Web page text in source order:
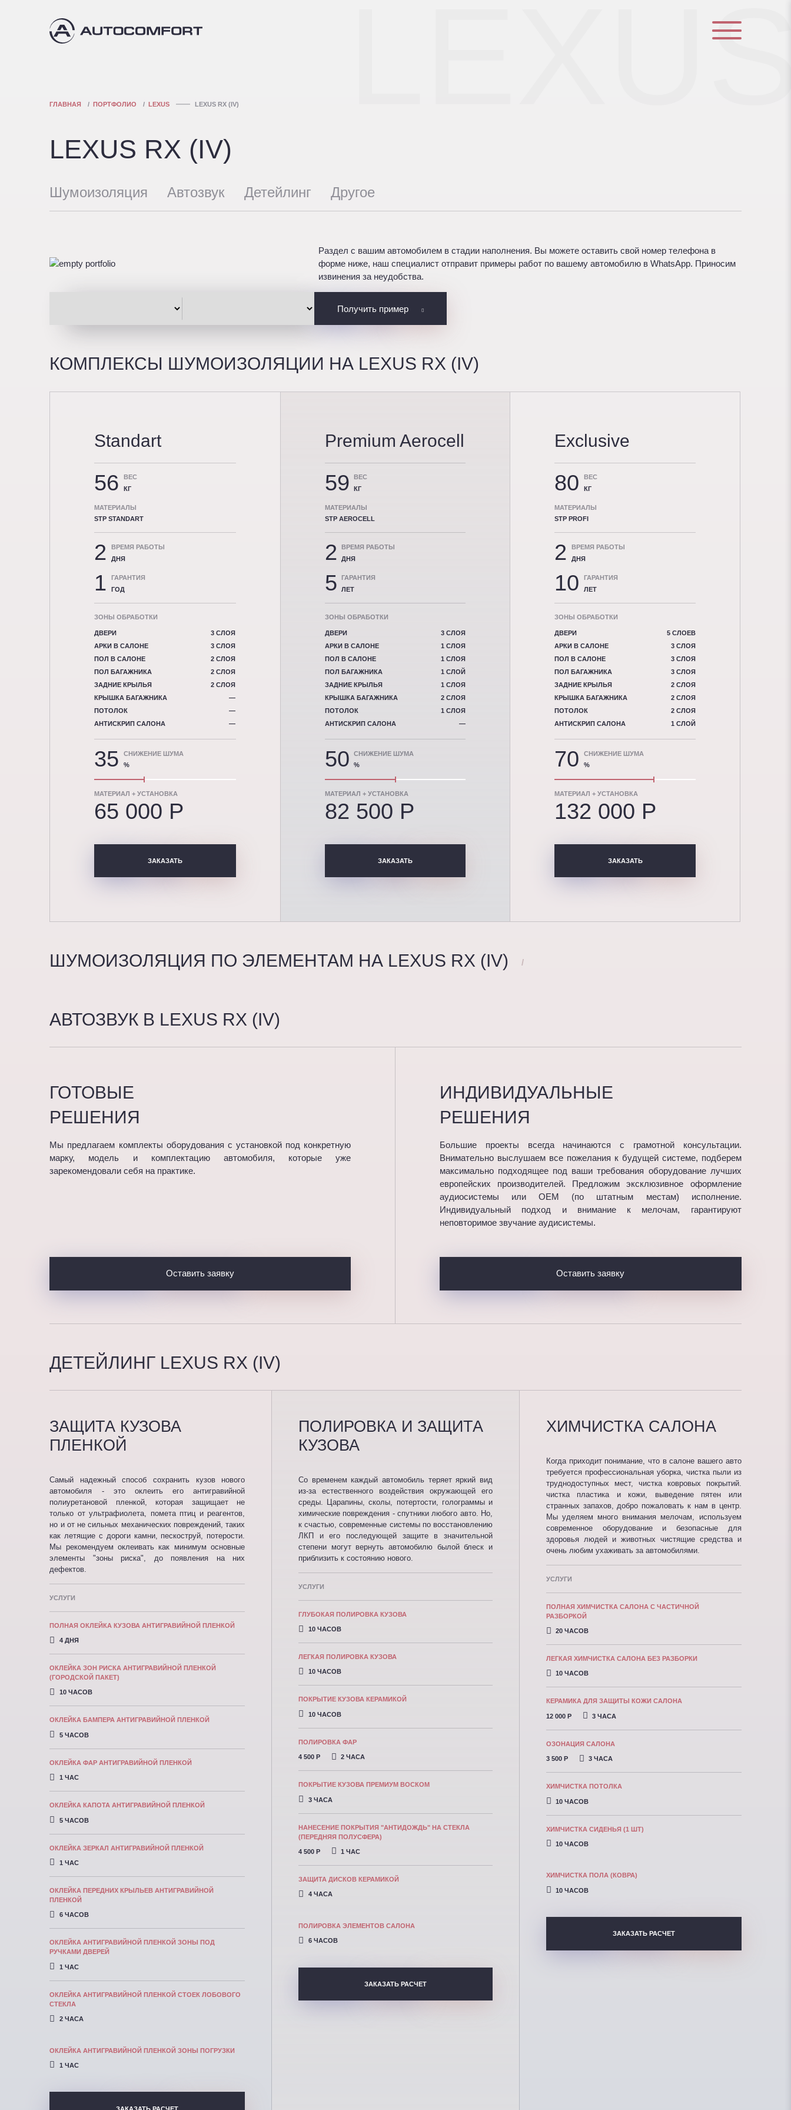
ГЛАВНАЯ ПОРТФОЛИО LEXUS LEXUS RX (IV)
LEXUS RX (IV)
Шумоизоляция Автозвук Детейлинг Другое
Раздел с вашим автомобилем в стадии наполнения. Вы можете оставить свой номер телефона в
форме ниже, наш специалист отправит примеры работ по вашему автомобилю в WhatsApp. Приносим
извинения за неудобства.
Получить пример
КОМПЛЕКСЫ ШУМОИЗОЛЯЦИИ НА LEXUS RX (IV)
Standart
56
ВЕС
КГ
МАТЕРИАЛЫ
STP STANDART
2
ВРЕМЯ РАБОТЫ
ДНЯ
1
ГАРАНТИЯ
ГОД
ЗОНЫ ОБРАБОТКИ
ДВЕРИ
3 СЛОЯ
АРКИ В САЛОНЕ
3 СЛОЯ
ПОЛ В САЛОНЕ
2 СЛОЯ
ПОЛ БАГАЖНИКА
2 СЛОЯ
ЗАДНИЕ КРЫЛЬЯ
2 СЛОЯ
КРЫШКА БАГАЖНИКА
—
ПОТОЛОК
—
АНТИСКРИП САЛОНА
—
35
СНИЖЕНИЕ ШУМА
%
МАТЕРИАЛ + УСТАНОВКА
65 000 P
ЗАКАЗАТЬ
Premium Aerocell
59
ВЕС
КГ
МАТЕРИАЛЫ
STP AEROCELL
2
ВРЕМЯ РАБОТЫ
ДНЯ
5
ГАРАНТИЯ
ЛЕТ
ЗОНЫ ОБРАБОТКИ
ДВЕРИ
3 СЛОЯ
АРКИ В САЛОНЕ
1 СЛОЯ
ПОЛ В САЛОНЕ
1 СЛОЯ
ПОЛ БАГАЖНИКА
1 СЛОЙ
ЗАДНИЕ КРЫЛЬЯ
1 СЛОЯ
КРЫШКА БАГАЖНИКА
2 СЛОЯ
ПОТОЛОК
1 СЛОЯ
АНТИСКРИП САЛОНА
—
50
СНИЖЕНИЕ ШУМА
%
МАТЕРИАЛ + УСТАНОВКА
82 500 P
ЗАКАЗАТЬ
Exclusive
80
ВЕС
КГ
МАТЕРИАЛЫ
STP PROFI
2
ВРЕМЯ РАБОТЫ
ДНЯ
10
ГАРАНТИЯ
ЛЕТ
ЗОНЫ ОБРАБОТКИ
ДВЕРИ
5 СЛОЕВ
АРКИ В САЛОНЕ
3 СЛОЯ
ПОЛ В САЛОНЕ
3 СЛОЯ
ПОЛ БАГАЖНИКА
3 СЛОЯ
ЗАДНИЕ КРЫЛЬЯ
2 СЛОЯ
КРЫШКА БАГАЖНИКА
2 СЛОЯ
ПОТОЛОК
2 СЛОЯ
АНТИСКРИП САЛОНА
1 СЛОЙ
70
СНИЖЕНИЕ ШУМА
%
МАТЕРИАЛ + УСТАНОВКА
132 000 P
ЗАКАЗАТЬ
ШУМОИЗОЛЯЦИЯ ПО ЭЛЕМЕНТАМ НА LEXUS RX (IV) /
АВТОЗВУК В LEXUS RX (IV)
ГОТОВЫЕ
РЕШЕНИЯ
Мы предлагаем комплекты оборудования с установкой под конкретную
марку, модель и комплектацию автомобиля, которые уже
зарекомендовали себя на практике.
Оставить заявку
ИНДИВИДУАЛЬНЫЕ
РЕШЕНИЯ
Большие проекты всегда начинаются с грамотной консультации.
Внимательно выслушаем все пожелания к будущей системе, подберем
максимально подходящее под ваши требования оборудование лучших
европейских производителей. Предложим эксклюзивное оформление
аудиосистемы или OEM (по штатным местам) исполнение.
Индивидуальный подход и внимание к мелочам, гарантируют
неповторимое звучание аудисистемы.
Оставить заявку
ДЕТЕЙЛИНГ LEXUS RX (IV)
ЗАЩИТА КУЗОВА
ПЛЕНКОЙ
Самый надежный способ сохранить кузов нового
автомобиля - это оклеить его антигравийной
полиуретановой пленкой, которая защищает не
только от ультрафиолета, помета птиц и реагентов,
но и от не сильных механических повреждений, таких
как летящие с дороги камни, пескоструй, потерости.
Мы рекомендуем оклеивать как минимум основные
элементы "зоны риска", до появления на них
дефектов.
УСЛУГИ
ПОЛНАЯ ОКЛЕЙКА КУЗОВА АНТИГРАВИЙНОЙ ПЛЕНКОЙ
4 ДНЯ
ОКЛЕЙКА ЗОН РИСКА АНТИГРАВИЙНОЙ ПЛЕНКОЙ
(ГОРОДСКОЙ ПАКЕТ)
10 ЧАСОВ
ОКЛЕЙКА БАМПЕРА АНТИГРАВИЙНОЙ ПЛЕНКОЙ
5 ЧАСОВ
ОКЛЕЙКА ФАР АНТИГРАВИЙНОЙ ПЛЕНКОЙ
1 ЧАС
ОКЛЕЙКА КАПОТА АНТИГРАВИЙНОЙ ПЛEНКOЙ
5 ЧАСОВ
ОКЛЕЙКА ЗЕРКАЛ АНТИГРАВИЙНОЙ ПЛЕНКОЙ
1 ЧАС
ОКЛЕЙКА ПЕРЕДНИХ КРЫЛЬЕВ АНТИГРАВИЙНОЙ
ПЛЕНКОЙ
6 ЧАСОВ
ОКЛЕЙКА АНТИГРАВИЙНОЙ ПЛЕНКОЙ ЗОНЫ ПОД
РУЧКАМИ ДВЕРЕЙ
1 ЧАС
ОКЛЕЙКА АНТИГРАВИЙНОЙ ПЛЕНКОЙ СТОЕК ЛОБОВОГО
СТЕКЛА
2 ЧАСА
ОКЛЕЙКА АНТИГРАВИЙНОЙ ПЛЕНКОЙ ЗОНЫ ПОГРУЗКИ
1 ЧАС
ПОЛИРОВКА И ЗАЩИТА
КУЗОВА
Со временем каждый автомобиль теряет яркий вид
из-за естественного воздействия окружающей его
среды. Царапины, сколы, потертости, голограммы и
химические повреждения - спутники любого авто. Но,
к счастью, современные системы по восстановлению
ЛКП и его последующей защите в значительной
степени могут вернуть автомобилю былой блеск и
приблизить к состоянию нового.
УСЛУГИ
ГЛУБОКАЯ ПОЛИРОВКА КУЗОВА
10 ЧАСОВ
ЛЕГКАЯ ПОЛИРОВКА КУЗОВА
10 ЧАСОВ
ПОКРЫТИЕ КУЗОВА КЕРАМИКОЙ
10 ЧАСОВ
ПОЛИРОВКА ФАР
4 500 P 2 ЧАСА
ПОКРЫТИЕ КУЗОВА ПРЕМИУМ ВОСКОМ
3 ЧАСА
НАНЕСЕНИЕ ПОКРЫТИЯ "АНТИДОЖДЬ" НА СТЕКЛА
(ПЕРЕДНЯЯ ПОЛУСФЕРА)
4 500 P 1 ЧАС
ЗАЩИТА ДИСКОВ КЕРАМИКОЙ
4 ЧАСА
ПОЛИРОВКА ЭЛЕМЕНТОВ САЛОНА
6 ЧАСОВ
ЗАКАЗАТЬ РАСЧЕТ
ХИМЧИСТКА САЛОНА
Когда приходит понимание, что в салоне вашего авто
требуется профессиональная уборка, чистка пыли из
труднодоступных мест, чистка ковровых покрытий.
чистка пластика и кожи, выведение пятен или
странных запахов, добро пожаловать к нам в центр.
Мы уделяем много внимания мелочам, используем
современное оборудование и безопасные для
здоровья людей и животных чистящие средства и
очень любим ухаживать за автомобилями.
УСЛУГИ
ПОЛНАЯ ХИМЧИСТКА САЛОНА С ЧАСТИЧНОЙ
РАЗБОРКОЙ
20 ЧАСОВ
ЛЕГКАЯ ХИМЧИСТКА САЛОНА БЕЗ РАЗБОРКИ
10 ЧАСОВ
КЕРАМИКА ДЛЯ ЗАЩИТЫ КОЖИ САЛОНА
12 000 P 3 ЧАСА
ОЗОНАЦИЯ САЛОНА
3 500 P 3 ЧАСА
ХИМЧИСТКА ПОТОЛКА
10 ЧАСОВ
ХИМЧИСТКА СИДЕНЬЯ (1 ШТ)
10 ЧАСОВ
ХИМЧИСТКА ПОЛА (КОВРА)
10 ЧАСОВ
ЗАКАЗАТЬ РАСЧЕТ